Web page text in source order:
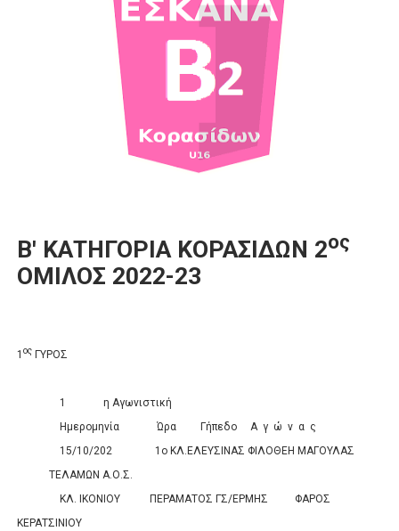
ΧΡΟΝΙΑ ΠΟΛΛΑ ΣΤΟ ΕΛΛΗΝΙΚΟ ΜΠΑΣΚΕΤ : 39Η ΕΠΕΤΕΙΟΣ ΑΠΟ
Ο δρόμος για τον 29ο τελικό κυπέλλου ανδρών ΕΣΚΑΝΑ
U21: Τεράστια πρόκριση για τον Πανελευσινιακό στον
Γ΄ανδρών play offs : "Σκληρό" καρύδι η Φιλία Περάματος
B' ΚΑΤΗΓΟΡΙΑ ΚΟΡΑΣΙΔΩΝ 2ος
ΟΜΙΛΟΣ 2022-23
1 οςΓΥΡΟΣ
1
η Αγωνιστική
Ημερομηνία
Ώρα Γήπεδο Α γ ώ ν α ς
15/10/202
1ο ΚΛ.ΕΛΕΥΣΙΝΑΣ ΦΙΛΟΘΕΗ ΜΑΓΟΥΛΑΣ
ΤΕΛΑΜΩΝ Α.Ο.Σ.
ΚΛ. ΙΚΟΝΙΟΥ
ΠΕΡΑΜΑΤΟΣ ΓΣ/ΕΡΜΗΣ
ΦΑΡΟΣ
ΚΕΡΑΤΣΙΝΙΟΥ